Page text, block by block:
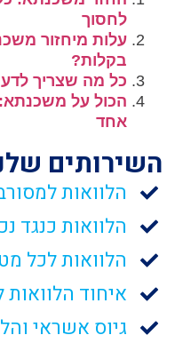
לחסוך
עלות מיחזור
בקלות?
כל מה שצריך
הכול על
אחד
השירותים
הלוואות
הלוואות כנגד
הלוואות לכל
איחוד הלוואות
גיוס אשראי